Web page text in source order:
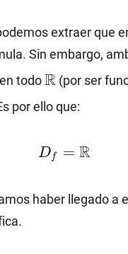
\text{si}\
x>1\end{cases}
extraer que
Sin embargo,
todoR (por ser
por ello que:
D f = R
haber llegado a